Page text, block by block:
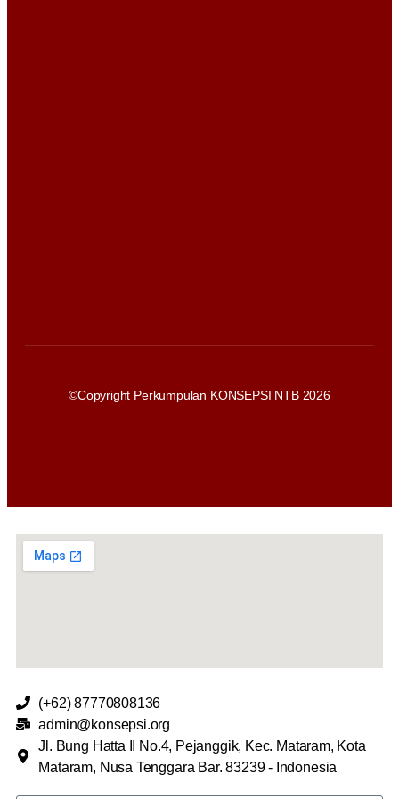
©Copyright Perkumpulan KONSEPSI NTB 2026
(+62) 87770808136
admin@konsepsi.org
Jl. Bung Hatta II No.4, Pejanggik, Kec. Mataram, Kota
Mataram, Nusa Tenggara Bar. 83239 - Indonesia